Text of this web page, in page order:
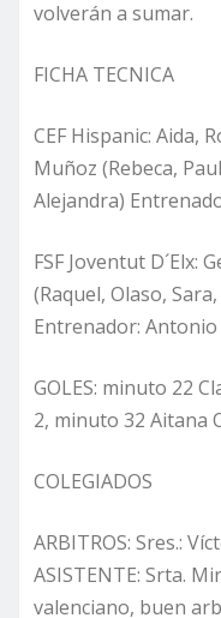
volverán a sumar.
FICHA TECNICA
CEF Hispanic: Aida,
Muñoz (Rebeca,
Alejandra)
FSF Joventut D´Elx:
(Raquel, Olaso,
Entrenador: Antonio
GOLES: minuto 22
2, minuto 32 Aitana
COLEGIADOS
ARBITROS: Sres.:
ASISTENTE: Srta.
valenciano, buen